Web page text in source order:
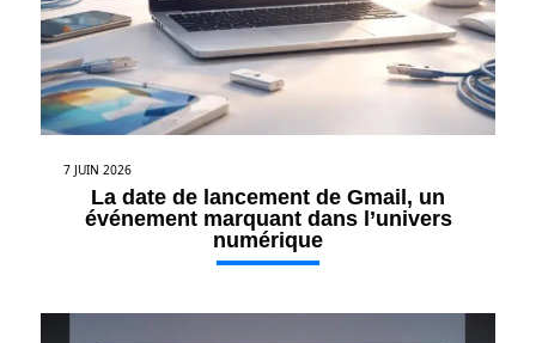
7 JUIN 2026
La date de lancement de Gmail, un
événement marquant dans l’univers
numérique